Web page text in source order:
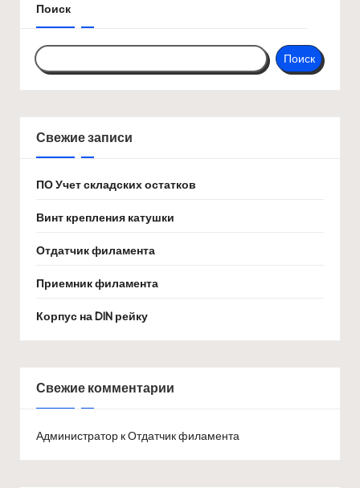
Поиск
Поиск
Свежие записи
ПО Учет складских остатков
Винт крепления катушки
Отдатчик филамента
Приемник филамента
Корпус на DIN рейку
Свежие комментарии
Администратор кОтдатчик филамента